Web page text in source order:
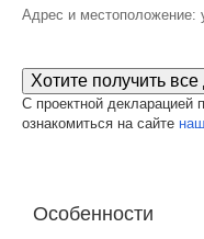
Адрес и местоположение:
Хотите получить
С проектной декларацией
ознакомиться на сайте
Особенности